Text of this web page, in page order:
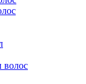
волос